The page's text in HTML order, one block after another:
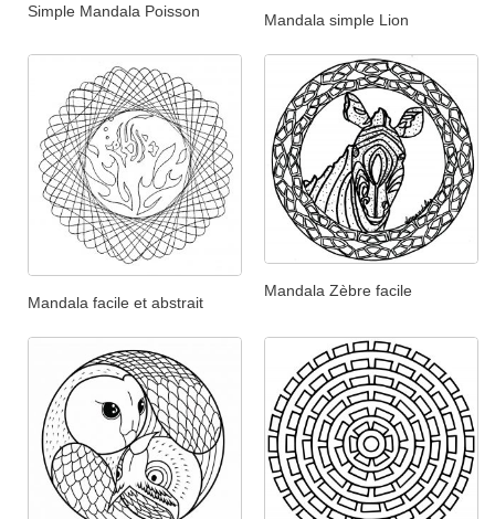
Simple Mandala Poisson
Mandala simple Lion
Mandala facile et abstrait
Mandala Zèbre facile